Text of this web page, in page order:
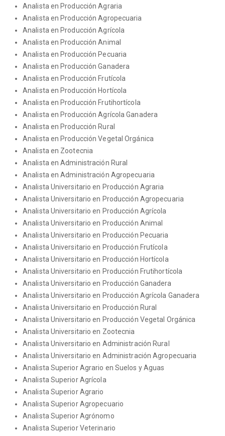
Analista en Producción Agraria
Analista en Producción Agropecuaria
Analista en Producción Agrícola
Analista en Producción Animal
Analista en Producción Pecuaria
Analista en Producción Ganadera
Analista en Producción Frutícola
Analista en Producción Hortícola
Analista en Producción Frutihortícola
Analista en Producción Agrícola Ganadera
Analista en Producción Rural
Analista en Producción Vegetal Orgánica
Analista en Zootecnia
Analista en Administración Rural
Analista en Administración Agropecuaria
Analista Universitario en Producción Agraria
Analista Universitario en Producción Agropecuaria
Analista Universitario en Producción Agrícola
Analista Universitario en Producción Animal
Analista Universitario en Producción Pecuaria
Analista Universitario en Producción Frutícola
Analista Universitario en Producción Hortícola
Analista Universitario en Producción Frutihortícola
Analista Universitario en Producción Ganadera
Analista Universitario en Producción Agrícola Ganadera
Analista Universitario en Producción Rural
Analista Universitario en Producción Vegetal Orgánica
Analista Universitario en Zootecnia
Analista Universitario en Administración Rural
Analista Universitario en Administración Agropecuaria
Analista Superior Agrario en Suelos y Aguas
Analista Superior Agrícola
Analista Superior Agrario
Analista Superior Agropecuario
Analista Superior Agrónomo
Analista Superior Veterinario